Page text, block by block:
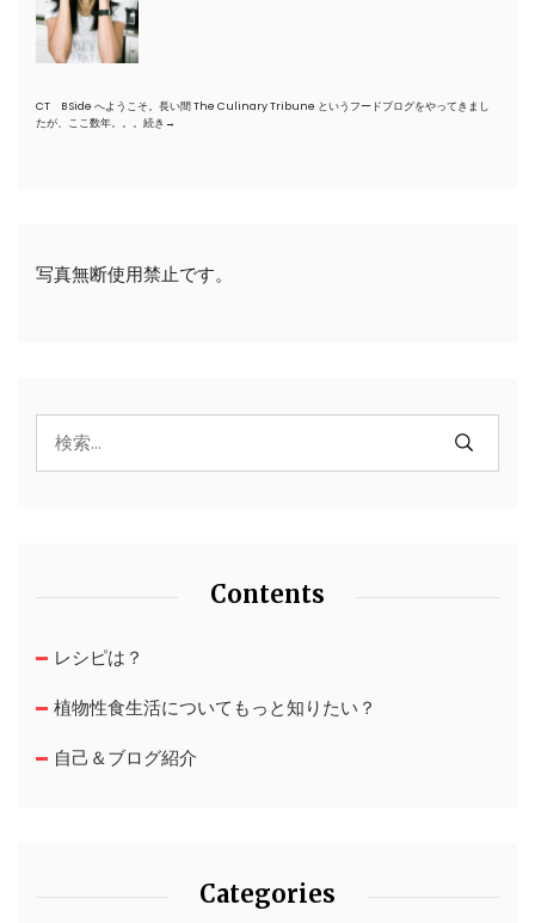
CT B Side へようこそ。長い間 The Culinary Tribune というフードブログをやってきまし
たが、ここ数年。。。 続き→
写真無断使用禁止です。
Contents
レシピは？
植物性食生活についてもっと知りたい？
自己＆ブログ紹介
Categories